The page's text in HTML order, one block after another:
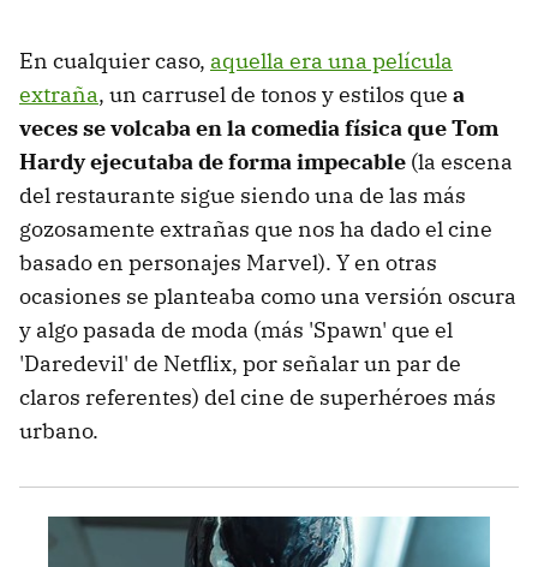
En cualquier caso, aquella era una película
extraña, un carrusel de tonos y estilos que a
veces se volcaba en la comedia física que Tom
Hardy ejecutaba de forma impecable (la escena
del restaurante sigue siendo una de las más
gozosamente extrañas que nos ha dado el cine
basado en personajes Marvel). Y en otras
ocasiones se planteaba como una versión oscura
y algo pasada de moda (más 'Spawn' que el
'Daredevil' de Netflix, por señalar un par de
claros referentes) del cine de superhéroes más
urbano.